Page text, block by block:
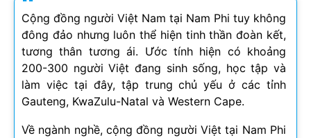
Cộng đồng người Việt Nam tại Nam Phi tuy không
đông đảo nhưng luôn thể hiện tinh thần đoàn kết,
tương thân tương ái. Ước tính hiện có khoảng
200-300 người Việt đang sinh sống, học tập và
làm việc tại đây, tập trung chủ yếu ở các tỉnh
Gauteng, KwaZulu-Natal và Western Cape.
Về ngành nghề, cộng đồng người Việt tại Nam Phi